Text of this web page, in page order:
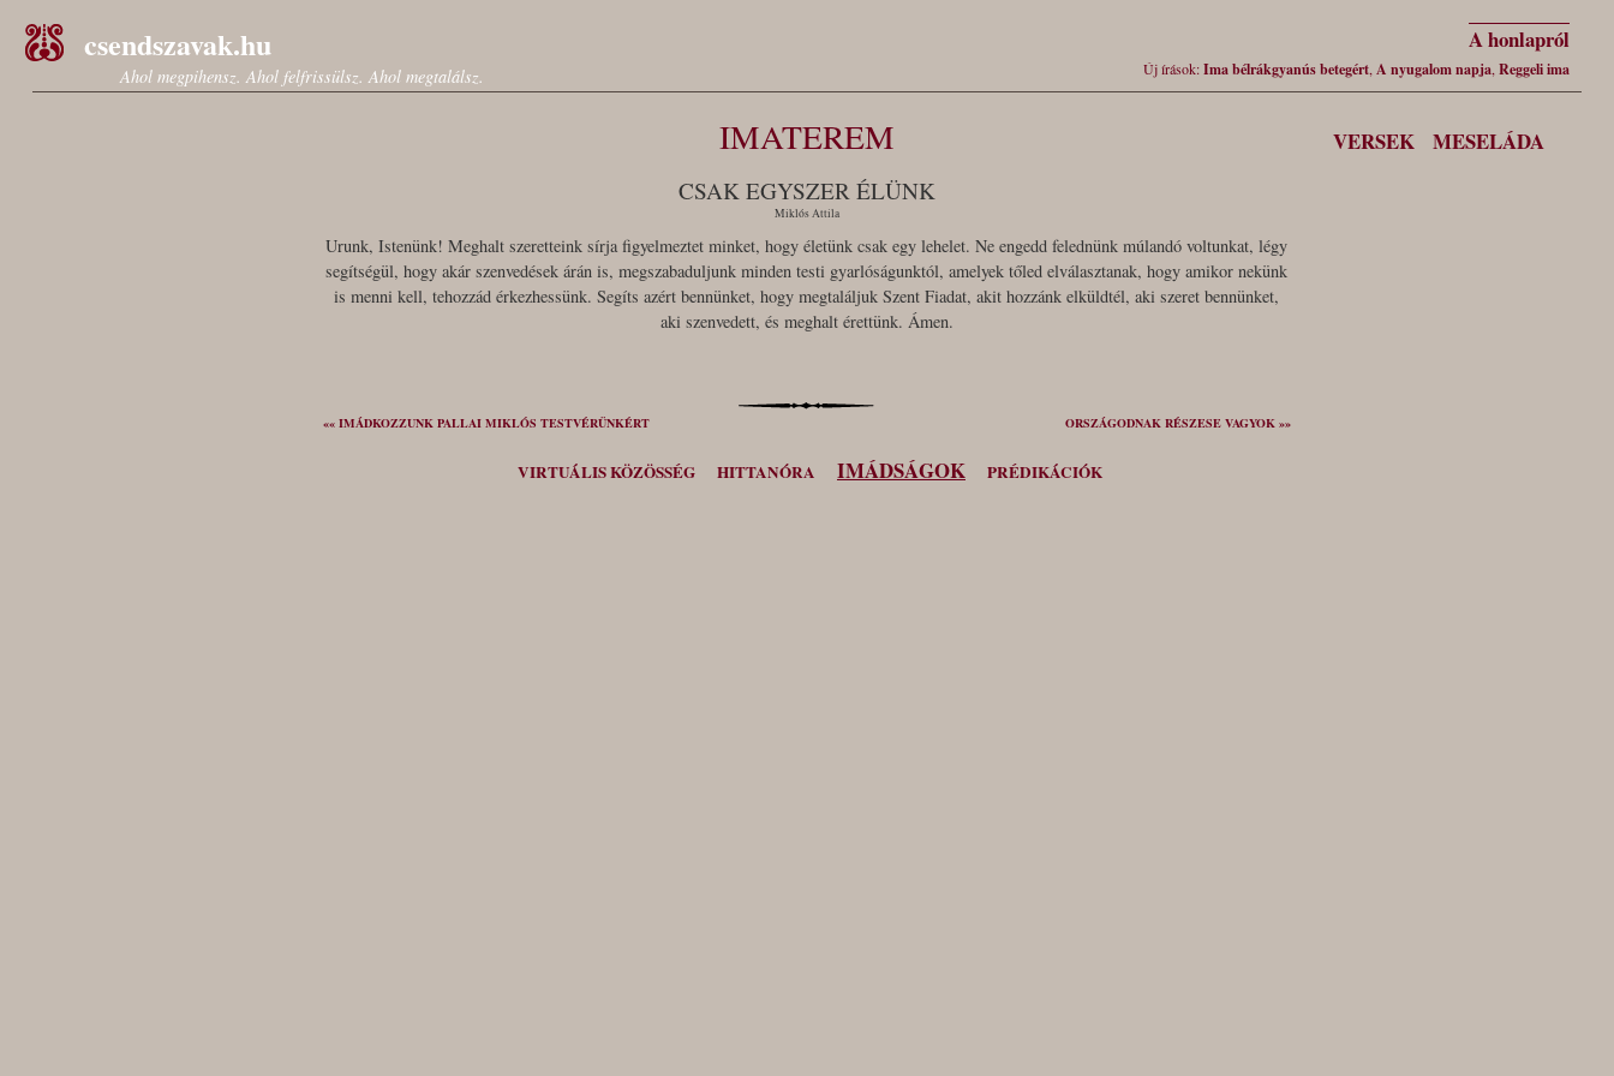
csendszavak.hu
Ahol megpihensz. Ahol felfrissülsz. Ahol megtalálsz.
A honlapról
Új írások:Ima bélrákgyanús betegért A nyugalom napja ,Reggeli ima
IMATEREM VERSEK
MESELÁDA
CSAK EGYSZER ÉLÜNK
Miklós Attila
Urunk, Istenünk! Meghalt szeretteink sírja figyelmeztet minket, hogy életünk csak egy lehelet. Ne engedd felednünk múlandó voltunkat, légy
segítségül, hogy akár szenvedések árán is, megszabaduljunk minden testi gyarlóságunktól, amelyek tőled elválasztanak, hogy amikor nekünk
is menni kell, tehozzád érkezhessünk. Segíts azért bennünket, hogy megtaláljuk Szent Fiadat, akit hozzánk elküldtél, aki szeret bennünket,
aki szenvedett, és meghalt érettünk. Ámen.
«« IMÁDKOZZUNK PALLAI MIKLÓS TESTVÉRÜNKÉRT ORSZÁGODNAK RÉSZESE VAGYOK »»
VIRTUÁLIS KÖZÖSSÉG HITTANÓRA IMÁDSÁGOK PRÉDIKÁCIÓK